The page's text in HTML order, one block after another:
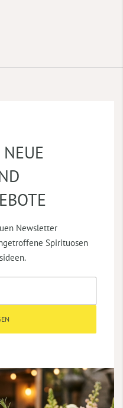
Newsletter
Spirituosen